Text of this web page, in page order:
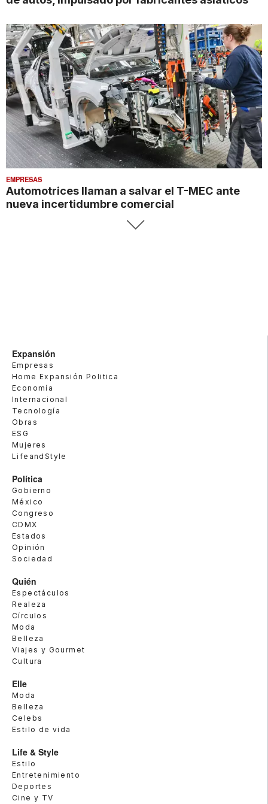
EMPRESAS
Automotrices llaman a salvar el T-MEC ante
nueva incertidumbre comercial
Expansión
Empresas
Home Expansión Politica
Economía
Internacional
Tecnología
Obras
ESG
Mujeres
LifeandStyle
Política
Gobierno
México
Congreso
CDMX
Estados
Opinión
Sociedad
Quién
Espectáculos
Realeza
Círculos
Moda
Belleza
Viajes y Gourmet
Cultura
Elle
Moda
Belleza
Celebs
Estilo de vida
Life & Style
Estilo
Entretenimiento
Deportes
Cine y TV